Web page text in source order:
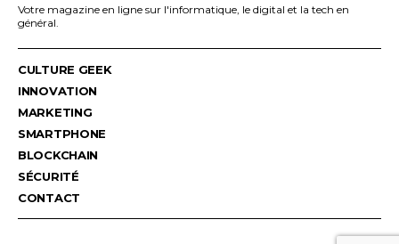
Votre magazine en ligne sur l'informatique, le digital et la tech en
général.
CULTURE GEEK
INNOVATION
MARKETING
SMARTPHONE
BLOCKCHAIN
SÉCURITÉ
CONTACT